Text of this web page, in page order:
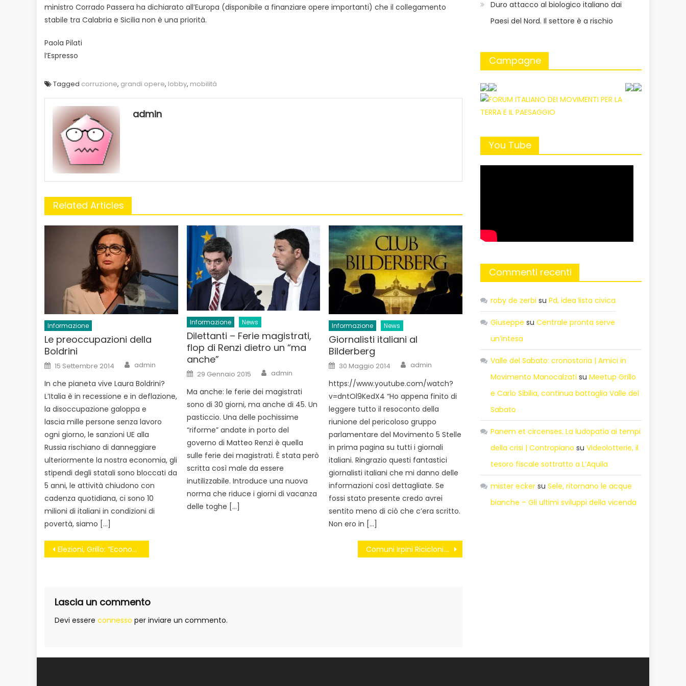
ministro Corrado Passera ha dichiarato all’Europa (disponibile a finanziare opere importanti) che il collegamento
stabile tra Calabria e Sicilia non è una priorità.
Paola Pilati
l’Espresso
Tagged corruzione, grandi opere, lobby, mobilità
admin
Related Articles
Informazione
Le preoccupazioni della
Boldrini
Posted
on
15 Settembre 2014 Author
admin
In che pianeta vive Laura Boldrini?
L’Italia è in recessione e in deflazione,
la disoccupazione galoppa e
lascia mille persone senza lavoro
ogni giorno, le sanzioni UE alla
Russia rischiano di danneggiare
ulteriormente la nostra economia, gli
stipendi degli statali sono bloccati da
5 anni, le attività chiudono con
cadenza quotidiana, ci sono 10
milioni di italiani in condizioni di
povertà, siamo […]
Informazione News
Dilettanti – Ferie magistrati,
flop di Renzi dietro un “ma
anche”
Posted
on
29 Gennaio 2015 Author
admin
Ma anche: le ferie dei magistrati
sono di 30 giorni, ma anche di 45. Un
pasticcio. Una delle pochissime
“riforme” andate in porto del
governo di Matteo Renzi è quella
sulle ferie dei magistrati. È stata però
scritta così male da essere
inutilizzabile. Introduce una nuova
norma che riduce i giorni di vacanza
delle toghe […]
Informazione News
Giornalisti italiani al
Bilderberg
Posted
on
30 Maggio 2014 Author
admin
https://www.youtube.com/watch?
v=dntOl9KedX4 “Ho appena finito di
leggere tutto il resoconto della
riunione del pericoloso gruppo
parlamentare del Movimento 5 Stelle
in prima pagina su tutti i giornali
italiani. Ringrazio questi fantastici
giornalisti italiani che mi danno delle
informazioni così dettagliate. Se
fossi stato presente credo avrei
sentito meno di ciò che c’era scritto.
Non ero in […]
Navigazione
Elezioni, Grillo: “Economisti ritardati morali, noi seconda forza politica” Comuni Irpini Ricicloni. Caposele assente
Lascia un commento
Devi essere connesso per inviare un commento.
Duro attacco al biologico italiano dai
Paesi del Nord. Il settore è a rischio
Campagne
You Tube
Commenti recenti
roby de zerbi suPd, idea lista civica
Giuseppe suCentrale pronta serve
un’intesa
Valle del Sabato: cronostoria | Amici in
Movimento Manocalzati suMeetup Grillo
e Carlo Sibilia, continua battaglia Valle del
Sabato
Panem et circenses. La ludopatia ai tempi
della crisi | Contropiano suVideolotterie, il
tesoro fiscale sottratto a L’Aquila
mister ecker suSele, ritornano le acque
bianche – Gli ultimi sviluppi della vicenda